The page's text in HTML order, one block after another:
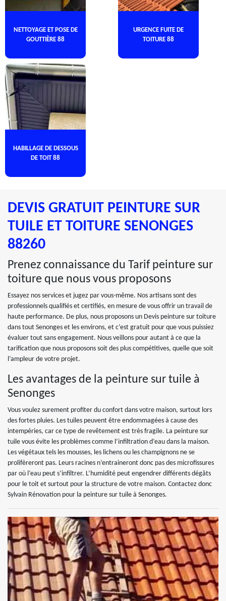
NETTOYAGE ET POSE DE
GOUTTIÈRE 88
URGENCE FUITE DE
TOITURE 88
HABILLAGE DE DESSOUS
DE TOIT 88
DEVIS GRATUIT PEINTURE SUR
TUILE ET TOITURE SENONGES
88260
Prenez connaissance du Tarif peinture sur
toiture que nous vous proposons
Essayez nos services et jugez par vous-même. Nos artisans sont des
professionnels qualifiés et certifiés, en mesure de vous offrir un travail de
haute performance. De plus, nous proposons un Devis peinture sur toiture
dans tout Senonges et les environs, et c’est gratuit pour que vous puissiez
évaluer tout sans engagement. Nous veillons pour autant à ce que la
tarification que nous proposons soit des plus compétitives, quelle que soit
l’ampleur de votre projet.
Les avantages de la peinture sur tuile à
Senonges
Vous voulez surement profiter du confort dans votre maison, surtout lors
des fortes pluies. Les tuiles peuvent être endommagées à cause des
intempéries, car ce type de revêtement est très fragile. La peinture sur
tuile vous évite les problèmes comme l’infiltration d’eau dans la maison.
Les végétaux tels les mousses, les lichens ou les champignons ne se
prolifèreront pas. Leurs racines n’entraineront donc pas des microfissures
par où l’eau peut s’infiltrer. L’humidité peut engendrer différents dégâts
pour le toit et surtout pour la structure de votre maison. Contactez donc
Sylvain Rénovation pour la peinture sur tuile à Senonges.